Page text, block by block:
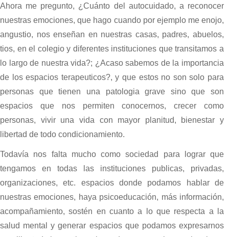
Ahora me pregunto, ¿Cuánto del autocuidado, a reconocer
nuestras emociones, que hago cuando por ejemplo me enojo,
angustio, nos enseñan en nuestras casas, padres, abuelos,
tios, en el colegio y diferentes instituciones que transitamos a
lo largo de nuestra vida?; ¿Acaso sabemos de la importancia
de los espacios terapeuticos?, y que estos no son solo para
personas que tienen una patologia grave sino que son
espacios que nos permiten conocernos, crecer como
personas, vivir una vida con mayor planitud, bienestar y
libertad de todo condicionamiento.
Todavía nos falta mucho como sociedad para lograr que
tengamos en todas las instituciones publicas, privadas,
organizaciones, etc. espacios donde podamos hablar de
nuestras emociones, haya psicoeducación, más información,
acompañamiento, sostén en cuanto a lo que respecta a la
salud mental y generar espacios que podamos expresarnos